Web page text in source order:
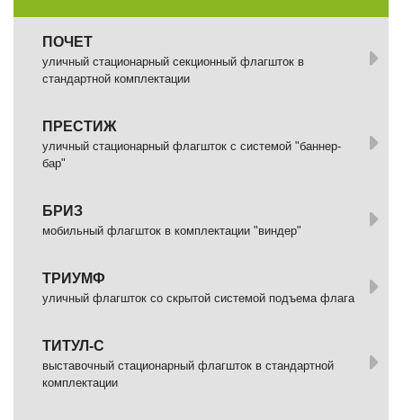
ПОЧЕТ
уличный стационарный секционный флагшток в
стандартной комплектации
ПРЕСТИЖ
уличный стационарный флагшток с системой "баннер-
бар"
БРИЗ
мобильный флагшток в комплектации "виндер"
ТРИУМФ
уличный флагшток со скрытой системой подъема флага
ТИТУЛ-С
выставочный стационарный флагшток в стандартной
комплектации